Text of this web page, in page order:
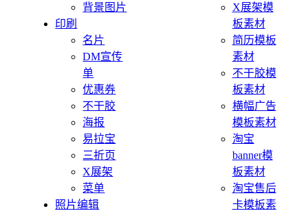
背景图片
印刷
名片
DM宣传
单
优惠券
不干胶
海报
易拉宝
三折页
X展架
菜单
照片编辑
X展架模
板素材
简历模板
素材
不干胶模
板素材
横幅广告
模板素材
淘宝
banner模
板素材
淘宝售后
卡模板素